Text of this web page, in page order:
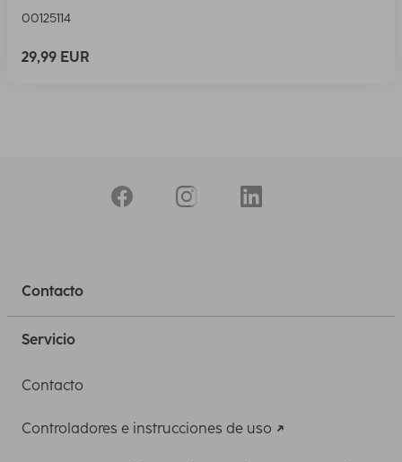
00125114
29,99 EUR
Contacto
Servicio
Contacto
Controladores e instrucciones de uso